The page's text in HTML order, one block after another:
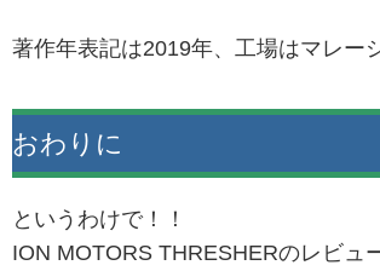
著作年表記は2019年、工場はマレー
おわりに
というわけで！！
ION MOTORS THRESHERのレビュ